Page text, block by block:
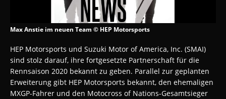
Max Anstie im neuen Team © HEP Motorsports
HEP Motorsports und Suzuki Motor of America, Inc. (SMAI)
sind stolz darauf, ihre fortgesetzte Partnerschaft für die
Rennsaison 2020 bekannt zu geben. Parallel zur geplanten
Erweiterung gibt HEP Motorsports bekannt, den ehemaligen
MXGP-Fahrer und den Motocross of Nations-Gesamtsieger